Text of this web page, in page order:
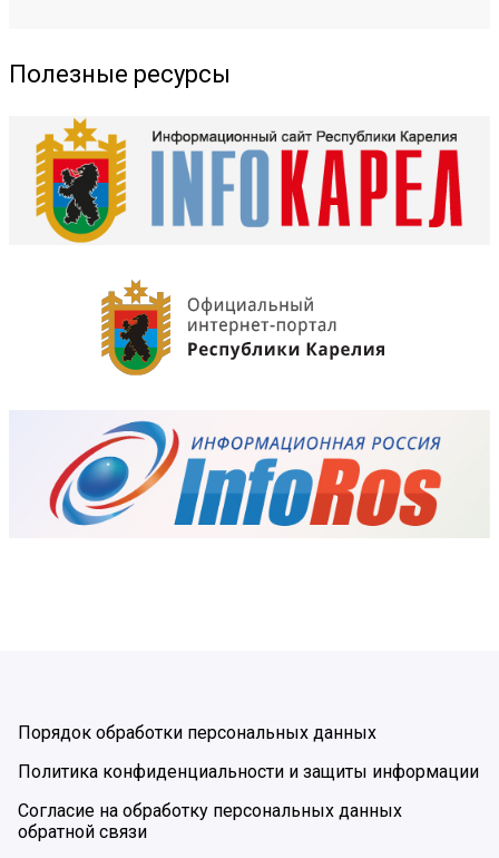
Полезные ресурсы
Порядок обработки персональных данных
Политика конфиденциальности и защиты информации
Согласие на обработку персональных данных
обратной связи